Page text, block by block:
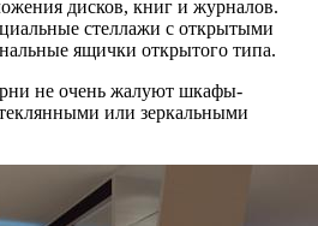
дисков, книг и журналов.
стеллажи с открытыми
ящички открытого типа.
не очень жалуют шкафы-
или зеркальными